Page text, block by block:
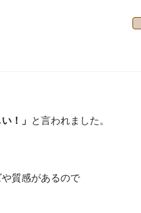
！」 と言われました。
質感があるので